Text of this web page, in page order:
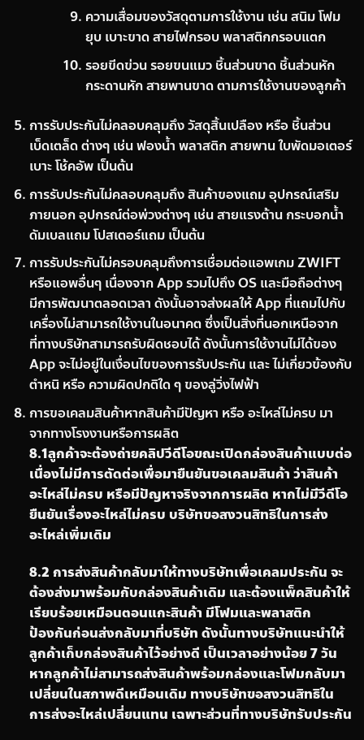
ความเสื่อมของวัสดุตามการใช้งาน เช่น สนิม โฟม
ยุบ เบาะขาด สายไฟกรอบ พลาสติกกรอบแตก
รอยขีดข่วน รอยขนแมว ชิ้นส่วนขาด ชิ้นส่วนหัก
กระดานหัก สายพานขาด ตามการใช้งานของลูกค้า
การรับประกันไม่คลอบคลุมถึง วัสดุสิ้นเปลือง หรือ ชิ้นส่วน
เบ็ดเตล็ด ต่างๆ เช่น ฟองน้ำ พลาสติก สายพาน ใบพัดมอเตอร์
เบาะ โช้คอัพ เป็นต้น
การรับประกันไม่คลอบคลุมถึง สินค้าของแถม อุปกรณ์เสริม
ภายนอก อุปกรณ์ต่อพ่วงต่างๆ เช่น สายแรงต้าน กระบอกน้ำ
ดัมเบลแถม โปสเตอร์แถม เป็นต้น
การรับประกันไม่ครอบคลุมถึงการเชื่อมต่อแอพเกม ZWIFT
หรือแอพอื่นๆ เนื่องจาก App รวมไปถึง OS และมือถือต่างๆ
มีการพัฒนาตลอดเวลา ดังนั้นอาจส่งผลให้ App ที่แถมไปกับ
เครื่องไม่สามารถใช้งานในอนาคต ซึ่งเป็นสิ่งที่นอกเหนือจาก
ที่ทางบริษัทสามารถรับผิดชอบได้ ดังนั้นการใช้งานไม่ได้ของ
App จะไม่อยู่ในเงื่อนไขของการรับประกัน และ ไม่เกี่ยวข้องกับ
ตำหนิ หรือ ความผิดปกติใด ๆ ของลู่วิ่งไฟฟ้า
การขอเคลมสินค้าหากสินค้ามีปัญหา หรือ อะไหล่ไม่ครบ มา
จากทางโรงงานหรือการผลิต
8.1ลูกค้าจะต้องถ่ายคลิปวีดีโอขณะเปิดกล่องสินค้าแบบต่อ
เนื่องไม่มีการตัดต่อเพื่อมายืนยันขอเคลมสินค้า ว่าสินค้า
อะไหล่ไม่ครบ หรือมีปัญหาจริงจากการผลิต หากไม่มีวีดีโอ
ยืนยันเรื่องอะไหล่ไม่ครบ บริษัทขอสงวนสิทธิในการส่ง
อะไหล่เพิ่มเติม
8.2 การส่งสินค้ากลับมาให้ทางบริษัทเพื่อเคลมประกัน จะ
ต้องส่งมาพร้อมกับกล่องสินค้าเดิม และต้องแพ็คสินค้าให้
เรียบร้อยเหมือนตอนแกะสินค้า มีโฟมและพลาสติก
ป้องกันก่อนส่งกลับมาที่บริษัท ดังนั้นทางบริษัทแนะนำให้
ลูกค้าเก็บกล่องสินค้าไว้อย่างดี เป็นเวลาอย่างน้อย7วัน
หากลูกค้าไม่สามารถส่งสินค้าพร้อมกล่องและโฟมกลับมา
เปลี่ยนในสภาพดีเหมือนเดิม ทางบริษัทขอสงวนสิทธิใน
การส่งอะไหล่เปลี่ยนแทน เฉพาะส่วนที่ทางบริษัทรับประกัน